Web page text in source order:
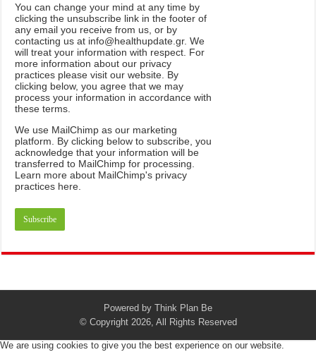
You can change your mind at any time by
clicking the unsubscribe link in the footer of
any email you receive from us, or by
contacting us at info@healthupdate.gr. We
will treat your information with respect. For
more information about our privacy
practices please visit our website. By
clicking below, you agree that we may
process your information in accordance with
these terms.
We use MailChimp as our marketing
platform
By clicking below to subscribe ,you
acknowledge that your information will be
transferred to MailChimp for processing
Learn more about MailChimp's privacy
practices here
Powered by Think Plan Be
© Copyright 2026, All Rights Reserved
We are using cookies to give you the best experience on our website.